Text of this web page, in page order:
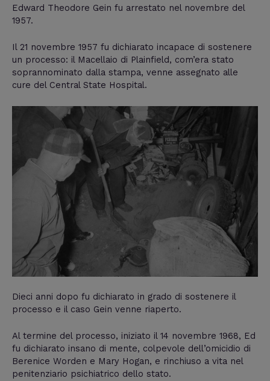
Edward Theodore Gein fu arrestato nel novembre del
1957.
Il 21 novembre 1957 fu dichiarato incapace di sostenere
un processo: il Macellaio di Plainfield, com’era stato
soprannominato dalla stampa, venne assegnato alle
cure del Central State Hospital.
Dieci anni dopo fu dichiarato in grado di sostenere il
processo e il caso Gein venne riaperto.
Al termine del processo, iniziato il 14 novembre 1968, Ed
fu dichiarato insano di mente, colpevole dell’omicidio di
Berenice Worden e Mary Hogan, e rinchiuso a vita nel
penitenziario psichiatrico dello stato.